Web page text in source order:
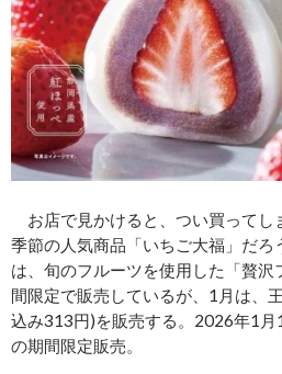
お店で見かけると、つい買ってし
季節の人気商品「いちご大福」だろ
は、旬のフルーツを使用した「贅沢
間限定で販売しているが、1月は、
込み313円)を販売する。2026年1
の期間限定販売。